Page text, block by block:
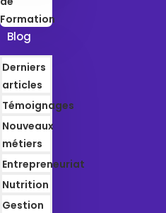
Formation
Blog
Derniers
articles
Témoignages
Nouveaux
métiers
Entrepreneuriat
Nutrition
Gestion